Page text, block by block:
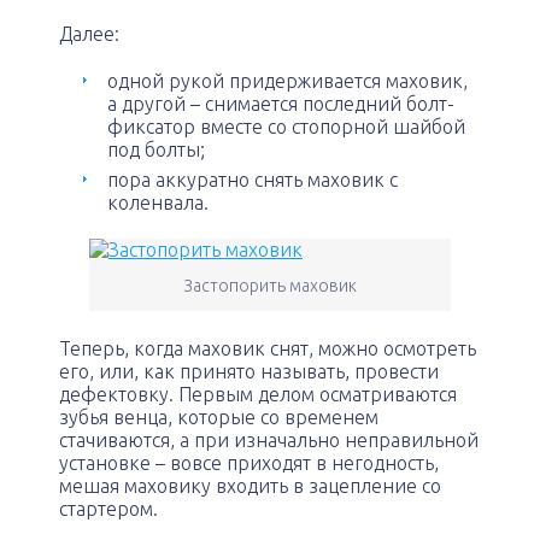
Далее:
одной рукой придерживается маховик,
а другой – снимается последний болт-
фиксатор вместе со стопорной шайбой
под болты;
пора аккуратно снять маховик с
коленвала.
Застопорить маховик
Теперь, когда маховик снят, можно осмотреть
его, или, как принято называть, провести
дефектовку. Первым делом осматриваются
зубья венца, которые со временем
стачиваются, а при изначально неправильной
установке – вовсе приходят в негодность,
мешая маховику входить в зацепление со
стартером.